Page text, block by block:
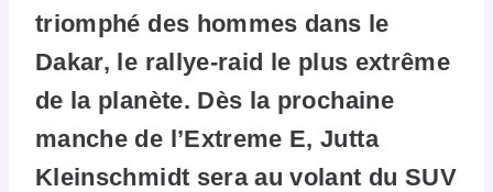
triomphé des hommes dans le
Dakar, le rallye-raid le plus extrême
de la planète. Dès la prochaine
manche de l’Extreme E, Jutta
Kleinschmidt sera au volant du SUV